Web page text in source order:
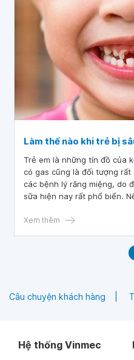
Làm thế nào khi trẻ bị
Trẻ em là những tín đồ của
có gas cũng là đối tượng rất
các bệnh lý răng miệng, do
sữa hiện nay rất phổ biến.
ăn uống được gì và tổn hại
Xem thêm
Câu chuyện khách hàng
Hệ thống Vinmec